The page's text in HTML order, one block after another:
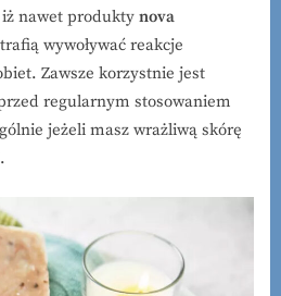
nawet produkty nova
wywoływać reakcje
Zawsze korzystnie jest
regularnym stosowaniem
jeżeli masz wrażliwą skórę